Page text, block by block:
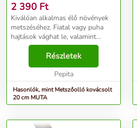
2 390 Ft
Kiválóan alkalmas élő növények
metszéséhez. Fiatal vagy puha
hajtások vághat le, valamint
fásodott kerti bokrokat és
sövényeket is metszhet vele.
Méret:20cm...
Részletek
Pepita
Hasonlók, mint Metszőolló kovácsolt
20 cm MUTA